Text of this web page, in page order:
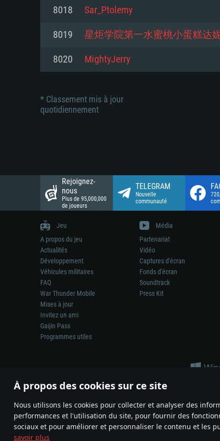
À propos des cookies sur ce site
Nous utilisons les cookies pour collecter et analyser des
performances et l'utilisation du site, pour fournir des
sociaux et pour améliorer et personnaliser le contenu et les
savoir plus
Disque dur: 23.1 Go (client
Disque dur: 62,2 Go (client
Connection: Connexion Internet
Disque dur: 62,2 Go (client
8018 Sar_Ptolemy
8019 星炬学院第一水蜜桃小蛋糕达
8020 MightyJerry
* Classement mis à jour
quotidiennement
Rejoignez-
nous
Plus de 95,000,000
de joueurs
TELEGRAM
Nouvelle
communauté
Jeu
A propos du jeu
Actualités
Développement
Véhicules militaires
FAQ
War Thunder Mobile
Mises à jour
Invitez un ami
Gaijin Pass
Programmes utiles
Média
Partenariat
Vidéo
Captures d'écran
Fonds d'écran
Soundtrack
Press Kit
La représentation d’une arme ou d’un véhicule réel dans ce jeu
© 2011—2026 Gaijin Games Kft. All trademarks, logos and brand
Termes et conditions